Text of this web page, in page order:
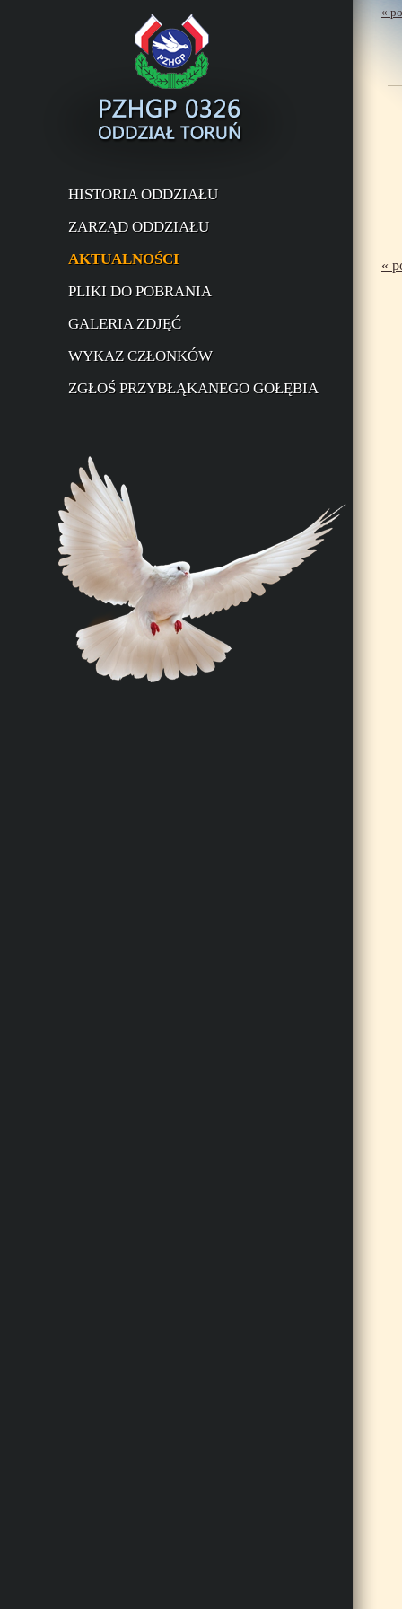
HISTORIA ODDZIAŁU
ZARZĄD ODDZIAŁU
AKTUALNOŚCI
PLIKI DO POBRANIA
GALERIA ZDJĘĆ
WYKAZ CZŁONKÓW
ZGŁOŚ PRZYBŁĄKANEGO GOŁĘBIA
«
«